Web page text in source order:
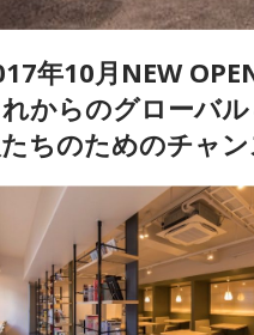
年10月NEW
からのグローバ
ちのためのチャン